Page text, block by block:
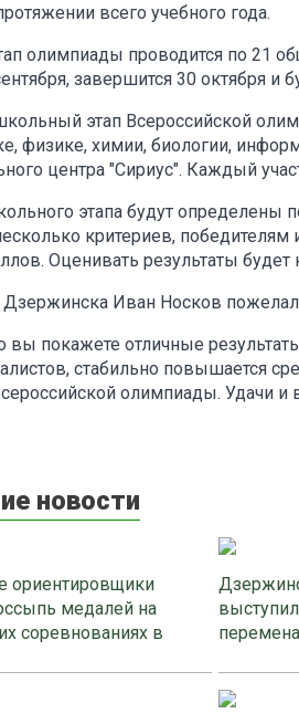
всего учебного года.
олимпиады проводится по 21
завершится 30 октября
этап Всероссийской
физике, химии, биологии,
центра "Сириус". Каждый
этапа будут определены
критериев,
Оценивать результаты
Дзержинска Иван Носков
вы покажете отличные
стабильно повышается
олимпиады. Удачи и
новости
ориентировщики
медалей на
соревнованиях в